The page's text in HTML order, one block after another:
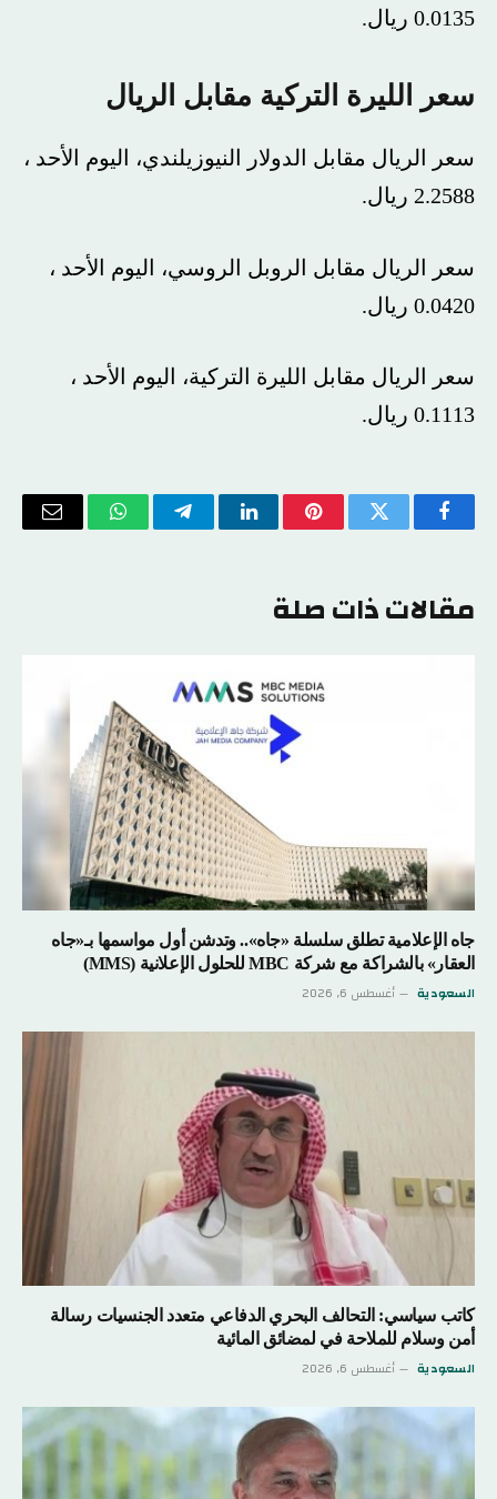
0.0135 ريال.
سعر الليرة التركية مقابل الريال
سعر الريال مقابل الدولار النيوزيلندي، اليوم الأحد ،
2.2588 ريال.
سعر الريال مقابل الروبل الروسي، اليوم الأحد ،
0.0420 ريال.
سعر الريال مقابل الليرة التركية، اليوم الأحد ،
0.1113 ريال.
فيسبوكتويتر بينتيريستلينكدإن تيلقرام واتسابالبريد
مقالات ذات صلة
جاه الإعلامية تطلق سلسلة «جاه».. وتدشن أول مواسمها بـ«جاه
العقار» بالشراكة مع شركة MBC للحلول الإعلانية (MMS)
السعودية أغسطس 6, 2026
كاتب سياسي: التحالف البحري الدفاعي متعدد الجنسيات رسالة
أمن وسلام للملاحة في لمضائق المائية
السعودية أغسطس 6, 2026